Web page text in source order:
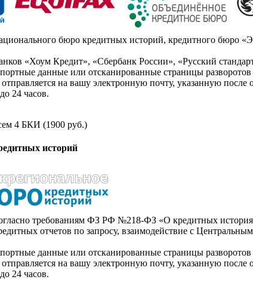
бюро кредитных историй, кредитного бюро
«Хоум Кредит», «Сбербанк России», «Русский
данные или отсканированные страницы
на вашу электронную почту, указанную после
24 часов.
4 БКИ (1900 руб.)
историй
требованиям ФЗ РФ №218-ФЗ «О кредитных
отчетов по запросу, взаимодействие с
данные или отсканированные страницы
на вашу электронную почту, указанную после
24 часов.